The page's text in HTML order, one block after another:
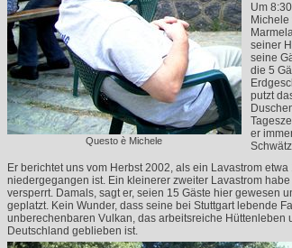
Questo è Michele
Um
Michele
seiner
seine
die 5
putzt
er
Er berichtet uns vom Herbst 2002, als ein Lavastrom
niedergegangen ist. Ein kleinerer zweiter Lavastrom
versperrt. Damals, sagt er, seien 15 Gäste hier gewesen
geplatzt. Kein Wunder, dass seine bei Stuttgart lebende
unberechenbaren Vulkan, das arbeitsreiche Hüttenleben
Deutschland geblieben ist.